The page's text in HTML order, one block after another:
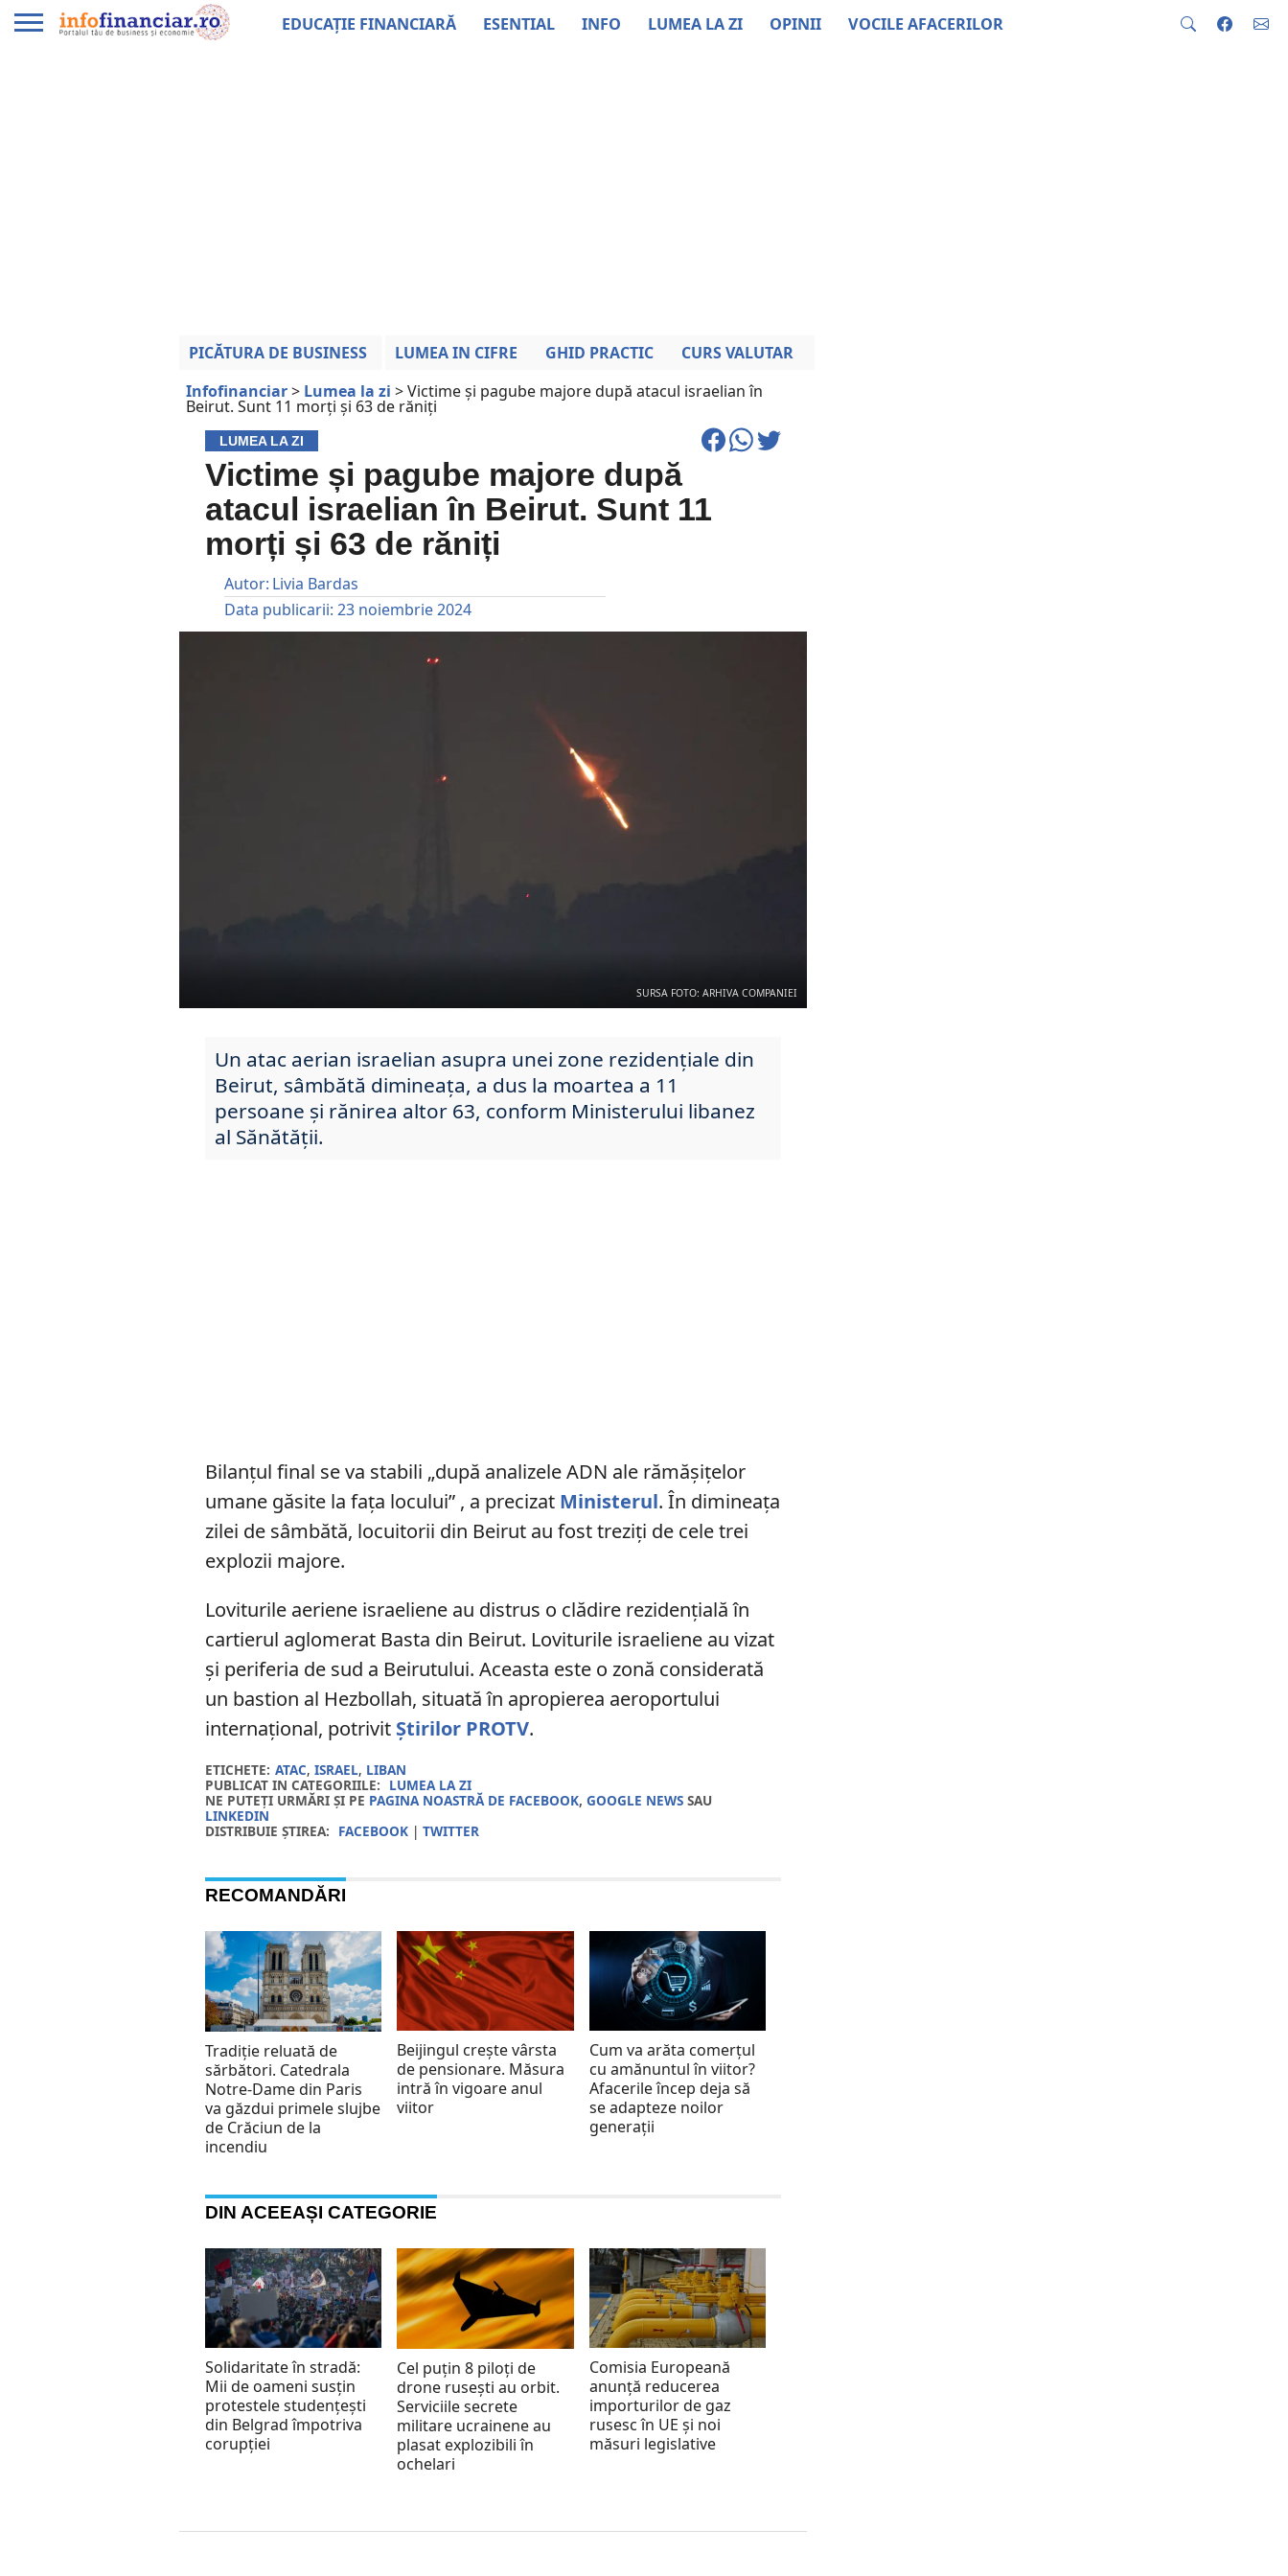
EDUCAȚIE FINANCIARĂ ESENTIAL INFO LUMEA LA ZI OPINII VOCILE AFACERILOR
PICĂTURA DE BUSINESS LUMEA IN CIFRE GHID PRACTIC
CURS VALUTAR
Infofinanciar> Lumea la zi >Victime și pagube majore după atacul israelian în
Beirut. Sunt 11 morți și 63 de răniți
LUMEA LA ZI
Victime și pagube majore după
atacul israelian în Beirut. Sunt 11
morți și 63 de răniți
Autor: Livia Bardas
Data publicarii: 23 noiembrie 2024
SURSA FOTO: ARHIVA COMPANIEI
Un atac aerian israelian asupra unei zone rezidențiale din
Beirut, sâmbătă dimineața, a dus la moartea a 11
persoane și rănirea altor 63, conform Ministerului libanez
al Sănătății.
Bilanțul final se va stabili „după analizele ADN ale rămăşiţelor
umane găsite la faţa locului” , a precizat Ministerul. În dimineața
zilei de sâmbătă, locuitorii din Beirut au fost treziți de cele trei
explozii majore.
Loviturile aeriene israeliene au distrus o clădire rezidențială în
cartierul aglomerat Basta din Beirut. Loviturile israeliene au vizat
și periferia de sud a Beirutului. Aceasta este o zonă considerată
un bastion al Hezbollah, situată în apropierea aeroportului
internațional, potrivit Știrilor PROTV.
ETICHETE: ATAC,ISRAEL, LIBAN
PUBLICAT IN CATEGORIILE: LUMEA LA ZI
NE PUTEȚI URMĂRI ȘI PE PAGINA NOASTRĂ DE FACEBOOK,GOOGLE NEWS SAU
LINKEDIN
DISTRIBUIE ȘTIREA: FACEBOOK |TWITTER
RECOMANDĂRI
Tradiție reluată de
sărbători. Catedrala
Notre-Dame din Paris
va găzdui primele slujbe
de Crăciun de la
incendiu
Beijingul crește vârsta
de pensionare. Măsura
intră în vigoare anul
viitor
Cum va arăta comerțul
cu amănuntul în viitor?
Afacerile încep deja să
se adapteze noilor
generații
DIN ACEEAȘI CATEGORIE
Solidaritate în stradă:
Mii de oameni susțin
protestele studențești
din Belgrad împotriva
corupției
Cel puțin 8 piloți de
drone rusești au orbit.
Serviciile secrete
militare ucrainene au
plasat explozibili în
ochelari
Comisia Europeană
anunță reducerea
importurilor de gaz
rusesc în UE și noi
măsuri legislative